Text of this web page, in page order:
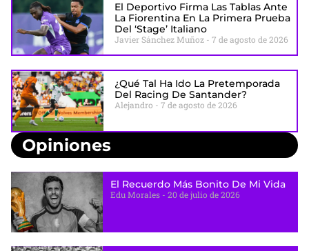
El Deportivo Firma Las Tablas Ante
La Fiorentina En La Primera Prueba
Del ‘stage’ Italiano
Javier Sánchez Muñoz 7 de agosto de 2026
¿Qué Tal Ha Ido La Pretemporada
Del Racing De Santander?
Alejandro 7 de agosto de 2026
Opiniones
El Recuerdo Más Bonito De Mi Vida
Edu Morales 20 de julio de 2026